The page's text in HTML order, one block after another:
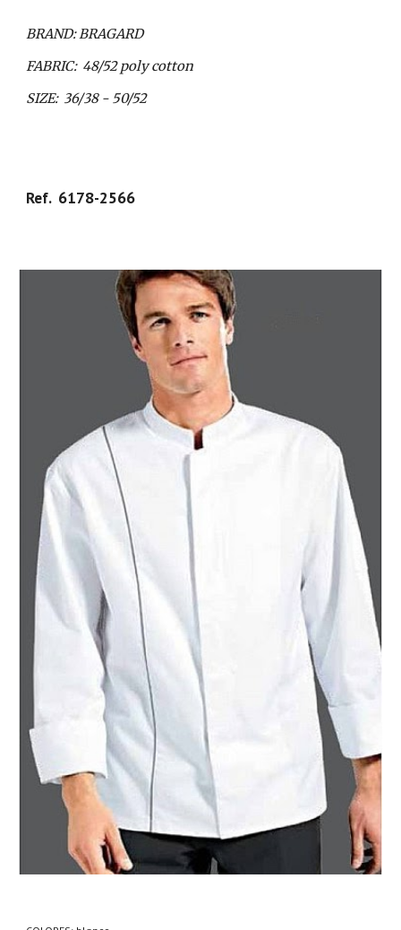
BRAND: BRAGARD
FABRIC:  48/52 poly cotton
SIZE:  36/38 - 50/52
Ref.  6178-2566